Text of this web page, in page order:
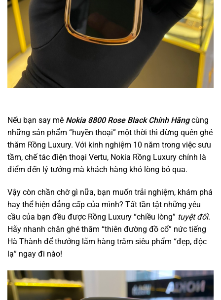
Nếu bạn say mê Nokia 8800 Rose Black Chính Hãngcùng
những sản phẩm “huyền thoại” một thời thì đừng quên ghé
thăm Rồng Luxury. Với kinh nghiệm 10 năm trong việc sưu
tầm, chế tác điện thoại Vertu, Nokia Rồng Luxury chính là
điểm đến lý tưởng mà khách hàng khó lòng bỏ qua.
Vậy còn chần chờ gì nữa, bạn muốn trải nghiệm, khám phá
hay thể hiện đẳng cấp của mình? Tất tần tật những yêu
cầu của bạn đều được Rồng Luxury “chiều lòng” tuyệt đối.
Hãy nhanh chân ghé thăm “thiên đường đồ cổ” nức tiếng
Hà Thành để thưởng lãm hàng trăm siêu phẩm “đẹp, độc
lạ” ngay đi nào!